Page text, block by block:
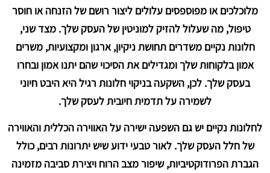
מלוכלכים או מפוספסים עלולים ליצור רושם של הזנחה או חוסר
טיפול, מה שעלול להזיק למוניטין של העסק שלך. מצד שני,
חלונות נקיים משדרים תחושת ניקיון, ארגון ומקצועיות, משרים
אמון בלקוחות שלך ומגדילים את הסיכוי שהם יתנו אמון ובחרו
בעסק שלך. לכן, השקעה בניקוי חלונות רגיל היא היבט חיוני
לשמירה על תדמית חיובית לעסק שלך.
לחלונות נקיים יש גם השפעה ישירה על האווירה הכללית והאווירה
של חלל העסק שלך. לאור טבעי ידוע שיש יתרונות רבים, כולל
הגברת הפרודוקטיביות, שיפור מצב הרוח ויצירת סביבה מזמינה